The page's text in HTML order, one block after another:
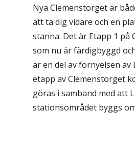
Nya Clemenstorget är
att ta dig vidare och en
stanna. Det är Etapp 1 på
som nu är färdigbyggd
är en del av förnyelsen av
etapp av Clemenstorget
göras i samband med att
stationsområdet byggs